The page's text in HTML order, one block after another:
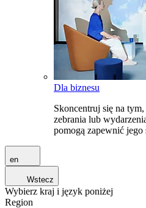
Dla biznesu
Skoncentruj się na
zebrania lub
pomogą zapewnić jego
en
Wstecz
Wybierz kraj i język poniżej
Region